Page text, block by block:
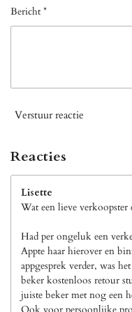
Bericht *
Verstuur reactie
Reacties
Lisette
Wat een lieve verkoopster
Had per ongeluk een
Appte haar hierover en
appgesprek verder, was
beker kostenloos retour
juiste beker met nog een